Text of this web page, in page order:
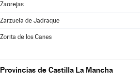
Zaorejas
Zarzuela de Jadraque
Zorita de los Canes
Provincias de Castilla La Mancha